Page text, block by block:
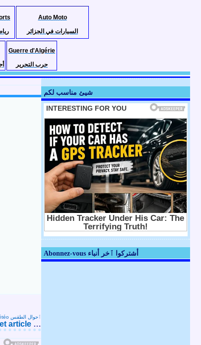
Auto Moto
السيارات في الجزائر
Guerre d'Algérie
حرب التحرير
Météo ٱحوال الطقس
article …
شيئ مناسب لكم
Abonnez-vous أشتركوا ٱخر أنباء